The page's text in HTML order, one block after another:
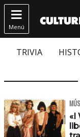

Menú
TRIVIA
«I